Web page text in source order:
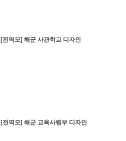
[전역모] 해군 사관학교 디자인
[전역모] 해군 교육사령부 디자인